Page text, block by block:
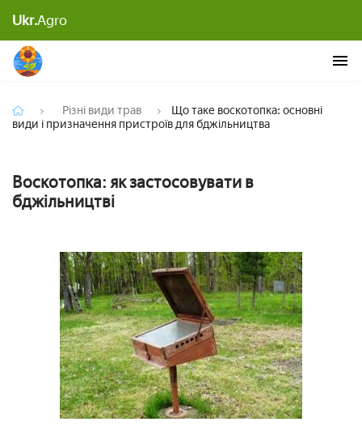
Ukr.Agroпристроїв для бджільництва
Різні види трав
Що таке воскотопка: основні
види і призначення пристроїв для бджільництва
Воскотопка: як застосовувати в
бджільництві